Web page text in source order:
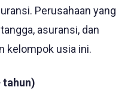
Perusahaan yang
asuransi, dan
kelompok usia ini.
tahun)